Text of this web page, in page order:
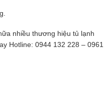
nhiều thương hiệu tủ lạnh
Hotline: 0944 132 228 – 0961